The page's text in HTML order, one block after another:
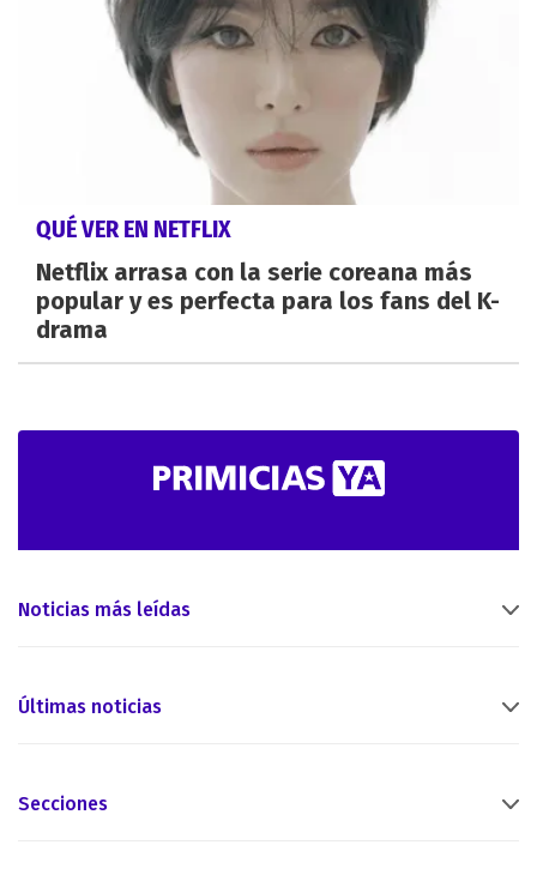
QUÉ VER EN NETFLIX
Netflix arrasa con la serie coreana más
popular y es perfecta para los fans del K-
drama
Noticias más leídas
Últimas noticias
Secciones